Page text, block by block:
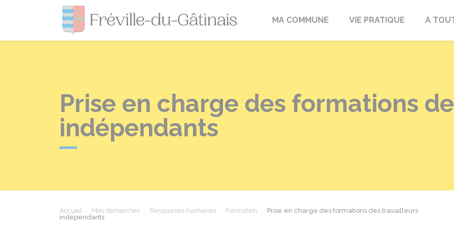
Fréville-du-Gâtinais
MA COMMUNE VIE PRATIQUE A
Prise en charge des formations
indépendants
Accueil Mes démarches Ressources humaines Formation
Prise en charge des formations des travailleurs
indépendants